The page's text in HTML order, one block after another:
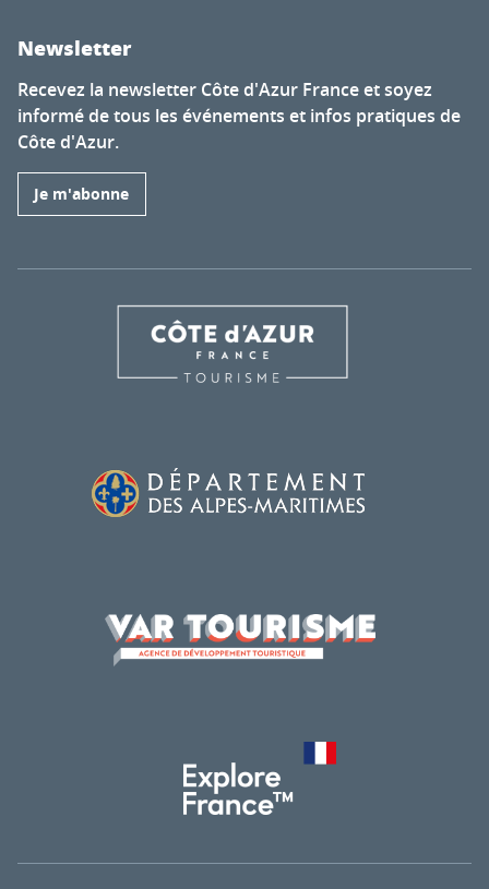
Newsletter
Recevez la newsletter Côte d'Azur France et soyez
informé de tous les événements et infos pratiques de
Côte d'Azur.
Je m'abonne